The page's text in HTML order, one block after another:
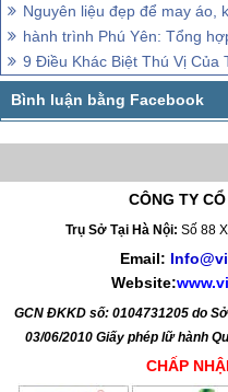
Nguyên liệu đẹp để may áo,
hành trình Phú Yên: Tổng hợp
9 Điều Khác Biệt Thú Vị Của
CÔNG TY
Trụ Sở Tại Hà Nội: Số 88
Email:
Website:
GCN ĐKKD số: 0104731205 do
03/06/2010 Giấy phép lữ hành
CHẤP